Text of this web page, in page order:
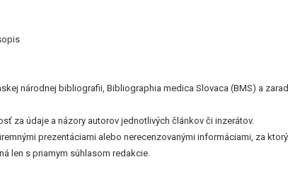
národnej bibliografii, Bibliographia medica Slovaca (BMS) a
za údaje a názory autorov jednotlivých článkov či inzerátov.
prezentáciami alebo nerecenzovanými informáciami, za
len s priamym súhlasom redakcie.